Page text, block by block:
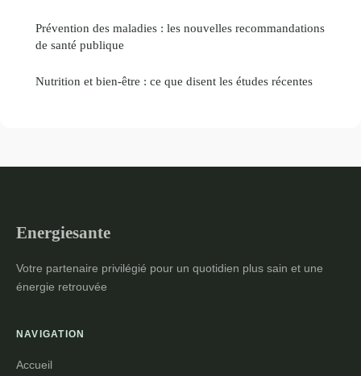
Prévention des maladies : les nouvelles recommandations
de santé publique
Nutrition et bien-être : ce que disent les études récentes
Energiesante
Votre partenaire privilégié pour un quotidien plus sain et une
énergie retrouvée
NAVIGATION
Accueil